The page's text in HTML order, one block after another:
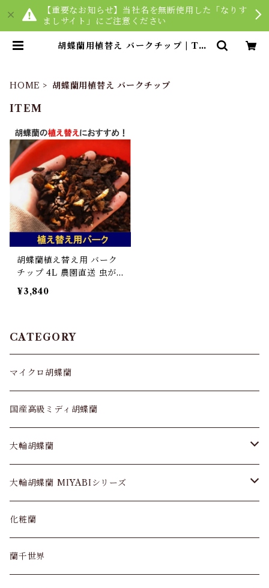
【重要なお知らせ】当社名を無断使用した「なりす
ましサイト」にご注意ください
胡蝶蘭用植替え バークチップ | Tok
HOME 胡蝶蘭用植替え バークチップ
ITEM
胡蝶蘭植え替え用 バーク
チップ 4L 農園直送 虫が
出にくい室内栽培の土
¥3,840
CATEGORY
マイクロ胡蝶蘭
国産高級ミディ胡蝶蘭
大輪胡蝶蘭
大輪胡蝶蘭 3本立
大輪胡蝶蘭 5本立
大輪胡蝶蘭 7本立
大輪胡蝶蘭 MIYABIシリーズ
MIYABIシリーズ 3本立
MIYABIシリーズ 5本立
化粧蘭
蘭千世界